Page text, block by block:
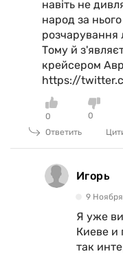
навіть не
народ за
розчарування
Тому й
крейсером
https://
0
0
Ответить
Игорь
9 Ноября
Я уже
Киеве и
так